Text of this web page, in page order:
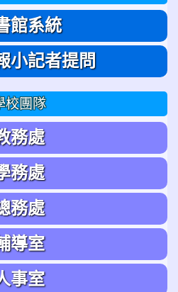
館系統
小記者提問
校團隊
務處
務處
務處
導室
事室